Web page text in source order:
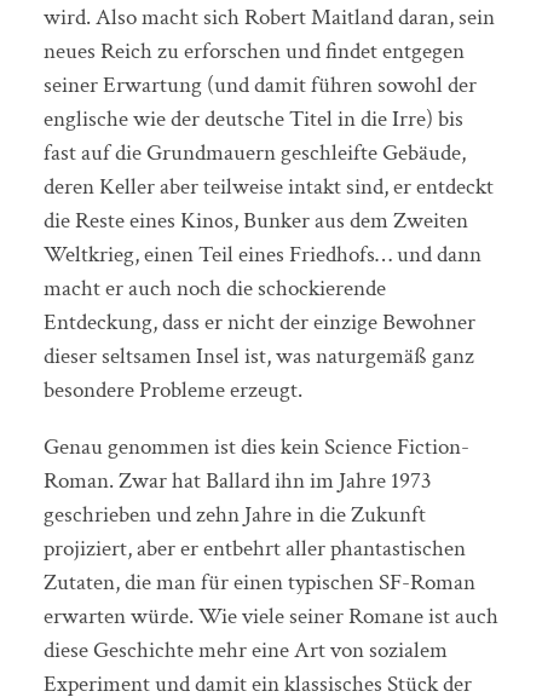
wird. Also macht sich Robert Maitland daran, sein
neues Reich zu erforschen und findet entgegen
seiner Erwartung (und damit führen sowohl der
englische wie der deutsche Titel in die Irre) bis
fast auf die Grundmauern geschleifte Gebäude,
deren Keller aber teilweise intakt sind, er entdeckt
die Reste eines Kinos, Bunker aus dem Zweiten
Weltkrieg, einen Teil eines Friedhofs… und dann
macht er auch noch die schockierende
Entdeckung, dass er nicht der einzige Bewohner
dieser seltsamen Insel ist, was naturgemäß ganz
besondere Probleme erzeugt.
Genau genommen ist dies kein Science Fiction-
Roman. Zwar hat Ballard ihn im Jahre 1973
geschrieben und zehn Jahre in die Zukunft
projiziert, aber er entbehrt aller phantastischen
Zutaten, die man für einen typischen SF-Roman
erwarten würde. Wie viele seiner Romane ist auch
diese Geschichte mehr eine Art von sozialem
Experiment und damit ein klassisches Stück der